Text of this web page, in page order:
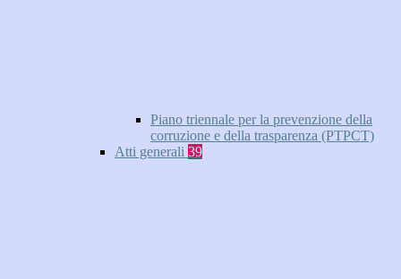
Piano triennale per la prevenzione della
corruzione e della trasparenza (PTPCT)
Atti generali 39